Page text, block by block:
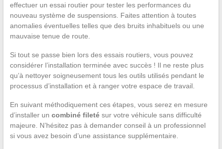
effectuer un essai routier pour tester les performances du
nouveau système de suspensions. Faites attention à toutes
anomalies éventuelles telles que des bruits inhabituels ou une
mauvaise tenue de route.
Si tout se passe bien lors des essais routiers, vous pouvez
considérer l’installation terminée avec succès ! Il ne reste plus
qu’à nettoyer soigneusement tous les outils utilisés pendant le
processus d’installation et à ranger votre espace de travail.
En suivant méthodiquement ces étapes, vous serez en mesure
d’installer un combiné filetésur votre véhicule sans difficulté
majeure. N’hésitez pas à demander conseil à un professionnel
si vous avez besoin d’une assistance supplémentaire.